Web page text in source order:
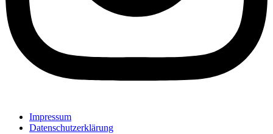
Impressum
Datenschutzerklärung